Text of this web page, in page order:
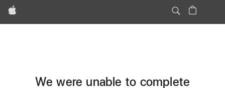
Apple
We were unable to complete